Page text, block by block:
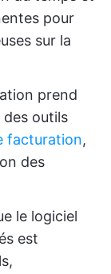
pour
sur la
prend
outils
facturation,
des
le logiciel
est